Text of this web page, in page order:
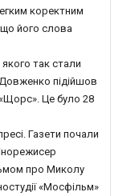
коректним
його слова
так стали
Довженко підійшов
Це було 28
Газети почали
про Миколу
«Мосфільм»